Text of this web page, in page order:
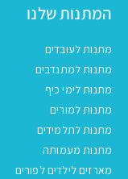
המתנות שלנו
מתנות לעובדים
מתנות למתנדבים
מתנות לימי כיף
מתנות למורים
מתנות לתלמידים
מתנות מעמותה
מארזים לילדים לפורים